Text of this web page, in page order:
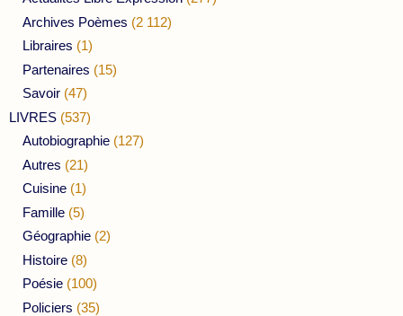
Archives Poèmes (2 112)
Libraires (1)
Partenaires (15)
Savoir (47)
LIVRES (537)
Autobiographie (127)
Autres (21)
Cuisine (1)
Famille (5)
Géographie (2)
Histoire (8)
Poésie (100)
Policiers (35)